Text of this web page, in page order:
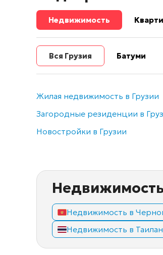
Недвижимость
Вся Грузия Батуми
Жилая недвижимость в Грузии
Загородные резиденции в
Новостройки в Грузии
Недвижимость в
Недвижимость в